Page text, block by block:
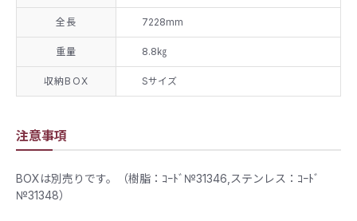
全長 7228mm
重量 8.8㎏
収納BOX Sサイズ
注意事項
BOXは別売りです。（樹脂：ｺｰﾄﾞ№31346,ステンレス：ｺｰﾄﾞ
№31348）